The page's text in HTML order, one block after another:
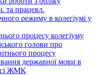
та працевл.
режиму в колегіумі у
процесу колегіуму
голови про
процесу
державної мови в
ЖМК